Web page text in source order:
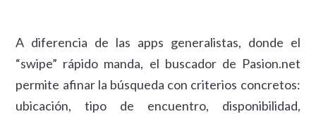
A diferencia de las apps generalistas, donde el
“swipe” rápido manda, el buscador de Pasion.net
permite afinar la búsqueda con criterios concretos:
ubicación, tipo de encuentro, disponibilidad,